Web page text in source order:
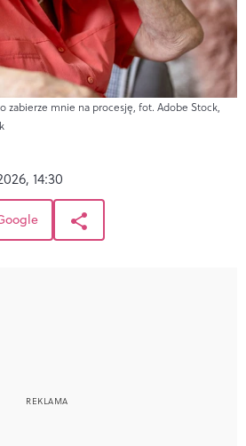
zabierze mnie na procesję, fot. Adobe Stock,
14:30